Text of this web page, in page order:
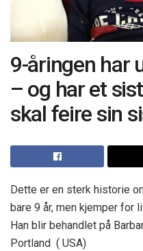
9-åringen har
– og har et
skal feire sin
Dette er en sterk historie
bare 9 år, men kjemper for
Han blir behandlet på
Portland ( USA)